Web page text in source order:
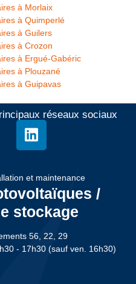
à Morlaix
à Quimperlé
à Guilers
à Crozon
à Ergué-Gabéric
à Plouzané
à Guipavas
réseaux sociaux
et maintenance
/
stockage
56, 22, 29
- 17h30 (sauf ven. 16h30)